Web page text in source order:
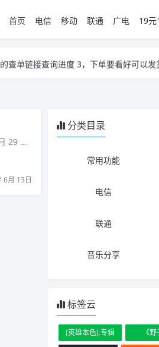
首页 电信 移动 联通 广电 19元
查单链接查询进度 3，下单要看好可以发
查单链接查询进度 3，下单要看好可以发
29 …
6月 13日
分类目录
常用功能
电信
联通
音乐分享
标签云
[英雄本色].专辑 《野